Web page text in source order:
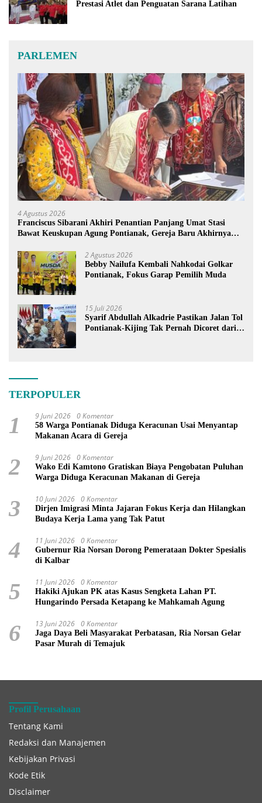
Prestasi Atlet dan Penguatan Sarana Latihan
PARLEMEN
4 Agustus 2026
Franciscus Sibarani Akhiri Penantian Panjang Umat Stasi
Bawat Keuskupan Agung Pontianak, Gereja Baru Akhirnya
2 Agustus 2026
Bebby Nailufa Kembali Nahkodai Golkar
Pontianak, Fokus Garap Pemilih Muda
15 Juli 2026
Syarif Abdullah Alkadrie Pastikan Jalan Tol
Pontianak-Kijing Tak Pernah Dicoret dari
TERPOPULER
1 9 Juni 2026 0 Komentar
58 Warga Pontianak Diduga Keracunan Usai Menyantap
Makanan Acara di Gereja
2 9 Juni 2026 0 Komentar
Wako Edi Kamtono Gratiskan Biaya Pengobatan Puluhan
Warga Diduga Keracunan Makanan di Gereja
3 10 Juni 2026 0 Komentar
Dirjen Imigrasi Minta Jajaran Fokus Kerja dan Hilangkan
Budaya Kerja Lama yang Tak Patut
4 11 Juni 2026 0 Komentar
Gubernur Ria Norsan Dorong Pemerataan Dokter Spesialis
di Kalbar
5 11 Juni 2026 0 Komentar
Hakiki Ajukan PK atas Kasus Sengketa Lahan PT.
Hungarindo Persada Ketapang ke Mahkamah Agung
6 13 Juni 2026 0 Komentar
Jaga Daya Beli Masyarakat Perbatasan, Ria Norsan Gelar
Pasar Murah di Temajuk
Profil Perusahaan
Tentang Kami
Redaksi dan Manajemen
Kebijakan Privasi
Kode Etik
Disclaimer